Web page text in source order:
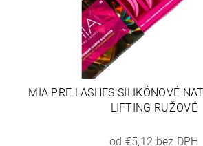
MIA PRE LASHES SILIKÓNOVÉ
LIFTING RUŽOVÉ
od €5,12 bez DPH